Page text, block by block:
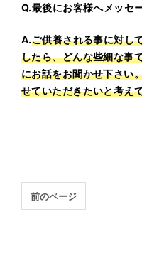
Q.最後にお客様へメッセ
A.ご供養される事に対し
したら、どんな些細な事
にお話をお聞かせ下さい
せていただきたいと考え
前のページ